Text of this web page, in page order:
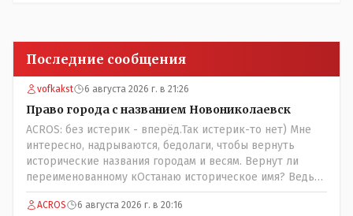
Последние сообщения
vofkakst 6 августа 2026 г. в 21:26
Право города с названием Новониколаевск
ACROS: без истерик - вперёд.Так истерик-то нет) Мне
интересно, надрываются, бедолаги, чтобы вернуть
исторические названия городам и весям. Вернут ли
переименованному кОстанаю историческое имя? Ведь
для этого же эти она.. ономасты существуют)) Или тут
тоже двойной стандарт есть?
ACROS 6 августа 2026 г. в 20:16